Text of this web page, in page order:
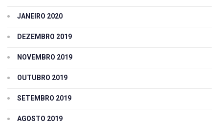
JANEIRO 2020
DEZEMBRO 2019
NOVEMBRO 2019
OUTUBRO 2019
SETEMBRO 2019
AGOSTO 2019